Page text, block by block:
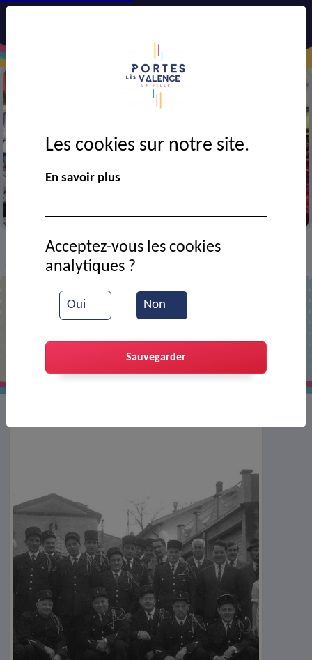
> VIE MUNICIPALE > Ressources documentaires
Réunion des pompiers
Les cookies sur notre site.
En savoir plus
Oui Non
Acceptez-vous les cookies
analytiques ?
Sauvegarder